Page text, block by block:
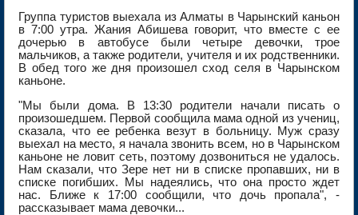
Группа туристов выехала из Алматы в Чарынский каньон
в 7:00 утра. Жания Абишева говорит, что вместе с ее
дочерью в автобусе были четыре девочки, трое
мальчиков, а также родители, учителя и их родственники.
В обед того же дня произошел сход селя в Чарынском
каньоне.
"Мы были дома. В 13:30 родители начали писать о
произошедшем. Первой сообщила мама одной из учениц,
сказала, что ее ребенка везут в больницу. Муж сразу
выехал на место, я начала звонить всем, но в Чарынском
каньоне не ловит сеть, поэтому дозвониться не удалось.
Нам сказали, что Зере нет ни в списке пропавших, ни в
списке погибших. Мы надеялись, что она просто ждет
нас. Ближе к 17:00 сообщили, что дочь пропала", -
рассказывает мама девочки...